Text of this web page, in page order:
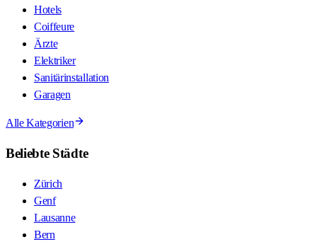
Hotels
Coiffeure
Ärzte
Elektriker
Sanitärinstallation
Garagen
Alle Kategorien
Beliebte Städte
Zürich
Genf
Lausanne
Bern